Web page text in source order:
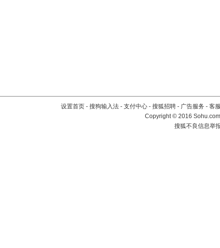
设置首页 - 搜狗输入法 - 支付中心 - 搜狐招聘 - 广告服务 - 客
Copyright©2016
搜狐不良信息举